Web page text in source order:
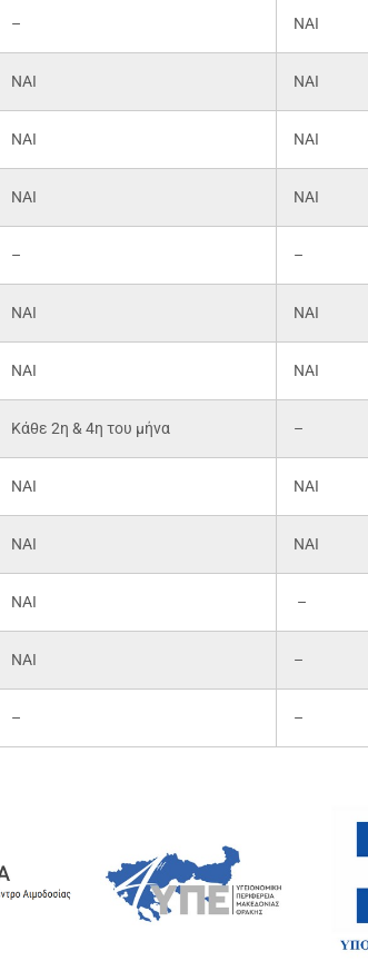
– ΝΑΙ
ΝΑΙ ΝΑΙ
ΝΑΙ ΝΑΙ
ΝΑΙ ΝΑΙ
– –
ΝΑΙ ΝΑΙ
ΝΑΙ ΝΑΙ
Κάθε 2η & 4η του μήνα –
ΝΑΙ ΝΑΙ
ΝΑΙ ΝΑΙ
ΝΑΙ –
ΝΑΙ –
– –